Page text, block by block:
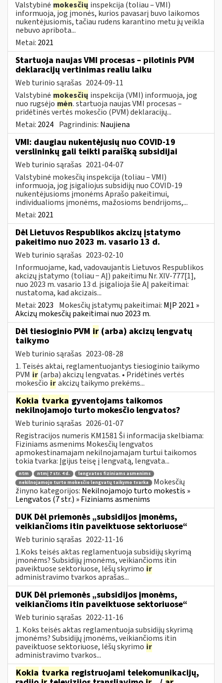
Valstybinė mokesčių inspekcija (toliau – VMI)
informuoja, jog įmonės, kurios pavasarį buvo laikomos
nukentėjusiomis, tačiau rudens karantino metu jų veikla
nebuvo apribota...
Metai: 2021
Startuoja naujas VMI procesas – pilotinis PVM
deklaracijų vertinimas realiu laiku
Web turinio sąrašas 2024-09-11
Valstybinė mokesčių inspekcija (VMI) informuoja, jog
nuo rugsėjomėn. startuoja naujas VMI procesas –
pridėtinės vertės mokesčio (PVM) deklaracijų...
Metai: 2024 Pagrindinis: Naujiena
VMI: daugiau nukentėjusių nuo COVID-19
verslininkų gali teikti paraišką subsidijai
Web turinio sąrašas 2021-04-07
Valstybinė mokesčių inspekcija (toliau – VMI)
informuoja, jog įsigaliojus subsidijų nuo COVID-19
nukentėjusioms įmonėms Aprašo pakeitimui,
individualioms įmonėms, mažosioms bendrijoms,...
Metai: 2021
Dėl Lietuvos Respublikos akcizų įstatymo
pakeitimo nuo 2023 m. vasario 13 d.
Web turinio sąrašas 2023-02-10
Informuojame, kad, vadovaujantis Lietuvos Respublikos
akcizų įstatymo (toliau − AĮ) pakeitimu Nr. XIV-777[1],
nuo 2023 m. vasario 13 d. įsigalioja šie AĮ pakeitimai:
nustatoma, kad akcizais...
Metai: 2023 Mokesčių įstatymų pakeitimai: MĮP 2021 »
Akcizų mokesčių pakeitimai nuo 2023 m.
Dėl tiesioginio PVM ir (arba) akcizų lengvatų
taikymo
Web turinio sąrašas 2023-08-28
1. Teisės aktai, reglamentuojantys tiesioginio taikymo
PVM ir (arba) akcizų lengvatas. • Pridėtinės vertės
mokesčio irakcizų taikymo prekėms...
Kokia tvarka gyventojams taikomos
nekilnojamojo turto mokesčio lengvatos?
Web turinio sąrašas 2026-01-07
Registracijos numeris KM1581 Ši informacija skelbiama:
Fiziniams asmenims Mokesčių lengvatos
apmokestinamajam nekilnojamajam turtui taikomos
tokia tvarka: Įgijus teisę į lengvatą, lengvata...
ntm ntmį 7 str. 4 d.
lengvatos fiziniams asmenims
nekilnojamojo turto mokesčio lengvatų taikymo tvarka
Mokesčių
žinyno kategorijos: Nekilnojamojo turto mokestis »
Lengvatos (7 str.) » Fiziniams asmenims
DUK Dėl priemonės „subsidijos įmonėms,
veikiančioms itin paveiktuose sektoriuose“
Web turinio sąrašas 2022-11-16
1.Koks teisės aktas reglamentuoja subsidijų skyrimą
įmonėms? Subsidijų įmonėms, veikiančioms itin
paveiktuose sektoriuose, lėšų skyrimo ir
administravimo tvarkos aprašas...
DUK Dėl priemonės „subsidijos įmonėms,
veikiančioms itin paveiktuose sektoriuose“
Web turinio sąrašas 2022-11-16
1. Koks teisės aktas reglamentuoja subsidijų skyrimą
įmonėms? Subsidijų įmonėms, veikiančioms itin
paveiktuose sektoriuose, lėšų skyrimo ir
administravimo tvarkos...
Kokia tvarka registruojami telekomunikacijų,